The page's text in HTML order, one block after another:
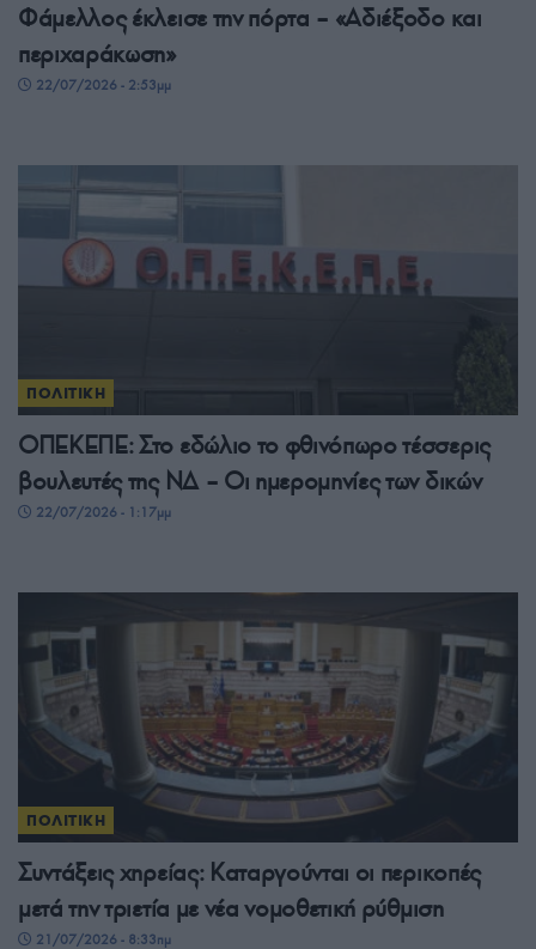
Φάμελλος έκλεισε την πόρτα – «Αδιέξοδο και
περιχαράκωση»
22/07/2026 - 2:53μμ
ΠΟΛΙΤΙΚΗ
ΟΠΕΚΕΠΕ: Στο εδώλιο το φθινόπωρο τέσσερις
βουλευτές της ΝΔ – Οι ημερομηνίες των δικών
22/07/2026 - 1:17μμ
ΠΟΛΙΤΙΚΗ
Συντάξεις χηρείας: Καταργούνται οι περικοπές
μετά την τριετία με νέα νομοθετική ρύθμιση
21/07/2026 - 8:33πμ